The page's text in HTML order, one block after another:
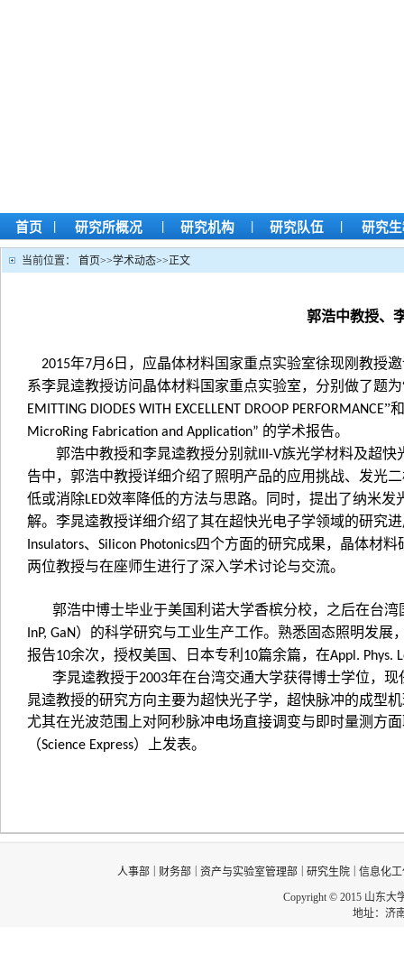
首页 | 研究所概况 | 研究机构 | 研究队伍 | 研究
当前位置： 首页>>学术动态>>正文
郭浩中教授、
2015年7月 6 日，应晶体材料国家重点实验室徐现刚教授
系李晁逵教授访问晶体材料国家重点实验室，分别做了题为
EMITTING DIODES WITH EXCELLENT DROOP PERFORMANCE”和
MicroRing Fabrication and Application” 的学术报告。
郭浩中教授和李晁逵教授分别就 III-V族光学材料及超快
告中，郭浩中教授详细介绍了照明产品的应用挑战、发光
低或消除LED效率降低的方法与思路。同时，提出了纳米
解。李晁逵教授详细介绍了其在超快光电子学领域的研究
Insulators、 Silicon Photonics四个方面的研究成果，晶体材
两位教授与在座师生进行了深入学术讨论与交流。
郭浩中博士毕业于美国利诺大学香槟分校，之后在台
InP, GaN）的科学研究与工业生产工作。熟悉固态照明发展
报告10余次，授权美国、日本专利 10篇余篇，在Appl. Phys.
李晁逵教授于2003年在台湾交通大学获得博士学位，
晁逵教授的研究方向主要为超快光子学，超快脉冲的成型
尤其在光波范围上对阿秒脉冲电场直接调变与即时量测方
（Science Express）上发表。
人事部 财务部 资产与实验室管理部 研究生院
信息化
Copyright © 2015 山东大
地址：济